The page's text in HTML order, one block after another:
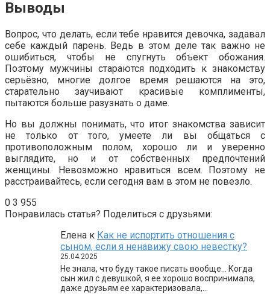
Выводы
Вопрос, что делать, если тебе нравится девочка, задавал
себе каждый парень. Ведь в этом деле так важно не
ошибиться, чтобы не спугнуть объект обожания.
Поэтому мужчины стараются подходить к знакомству
серьёзно, многие долгое время решаются на это,
старательно заучивают красивые комплименты,
пытаются больше разузнать о даме.
Но вы должны понимать, что итог знакомства зависит
не только от того, умеете ли вы общаться с
противоположным полом, хорошо ли и уверенно
выглядите, но и от собственных предпочтений
женщины. Невозможно нравиться всем. Поэтому не
расстраивайтесь, если сегодня вам в этом не повезло.
0 3 955
Понравилась статья? Поделиться с друзьями:
Елена к Как не испортить отношения с
сыном, если я ненавижу свою невестку?
25.04.2025
Не знала, что буду такое писать вообще… Когда
сын жил с девушкой, я ее хорошо воспринимала,
даже друзьям ее характеризовала,…